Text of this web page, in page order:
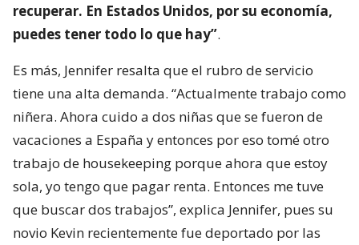
recuperar. En Estados Unidos, por su economía,
puedes tener todo lo que hay”.
Es más, Jennifer resalta que el rubro de servicio
tiene una alta demanda. “Actualmente trabajo como
niñera. Ahora cuido a dos niñas que se fueron de
vacaciones a España y entonces por eso tomé otro
trabajo de housekeeping porque ahora que estoy
sola, yo tengo que pagar renta. Entonces me tuve
que buscar dos trabajos”, explica Jennifer, pues su
novio Kevin recientemente fue deportado por las